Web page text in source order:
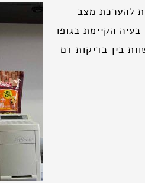
להערכת מצב
הקיימת בגופו
בין בדיקות דם